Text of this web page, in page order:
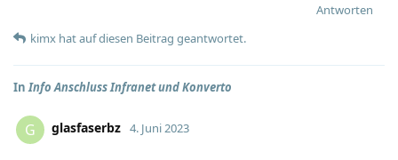
Antworten
kimx hatauf diesen Beitrag geantwortet.
In Info Anschluss Infranet und Konverto
G glasfaserbz 4. Juni 2023